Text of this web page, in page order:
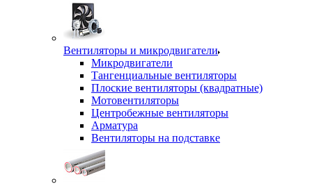
Вентиляторы и микродвигатели
Микродвигатели
Тангенциальные вентиляторы
Плоские вентиляторы (квадратные)
Мотовентиляторы
Центробежные вентиляторы
Арматура
Вентиляторы на подставке